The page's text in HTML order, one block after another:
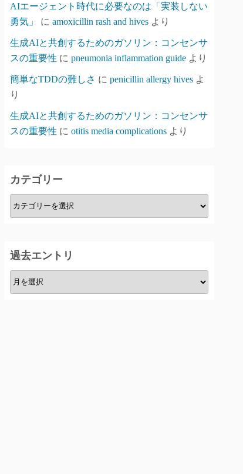
AIエージェント時代に必要なのは「実装しない
勇気」
に amoxicillin rash and hives より
生成AIと共創するためのガソリン：コンセンサ
スの重要性 に pneumonia inflammation guide より
簡単なTDDの難しさ に penicillin allergy hives よ
り
生成AIと共創するためのガソリン：コンセンサ
スの重要性 に otitis media complications より
カテゴリー
カ
テ
ー
過去エントリ
過
去